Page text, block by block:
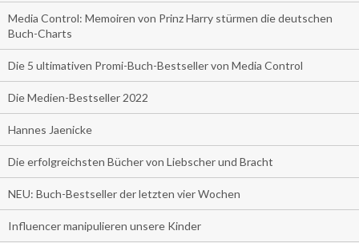
Media Control: Memoiren von Prinz Harry stürmen die deutschen
Buch-Charts
Die 5 ultimativen Promi-Buch-Bestseller von Media Control
Die Medien-Bestseller 2022
Hannes Jaenicke
Die erfolgreichsten Bücher von Liebscher und Bracht
NEU: Buch-Bestseller der letzten vier Wochen
Influencer manipulieren unsere Kinder